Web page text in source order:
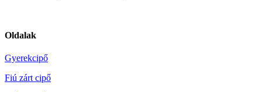
Oldalak
Gyerekcipő
Fiú zárt cipő